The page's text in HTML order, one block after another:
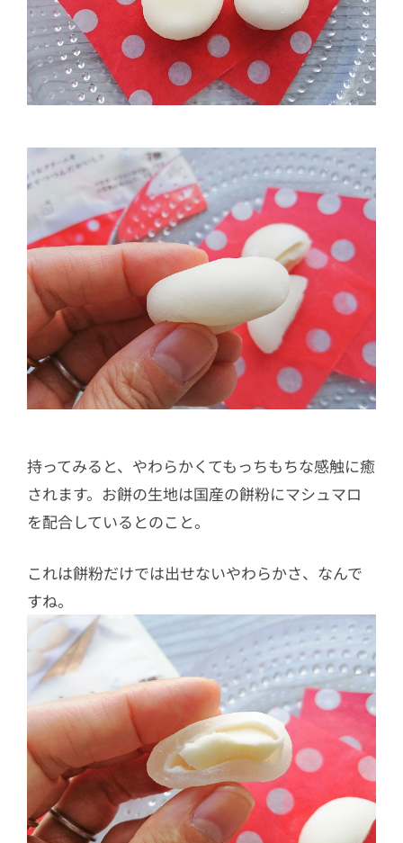
持ってみると、やわらかくてもっちもちな感触に癒
されます。お餅の生地は国産の餅粉にマシュマロ
を配合しているとのこと。
これは餅粉だけでは出せないやわらかさ、なんで
すね。